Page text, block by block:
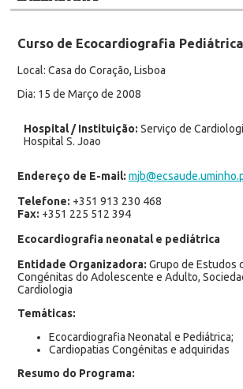
Curso de Ecocardiografia
Local: Casa do Coração, Lisboa
Dia: 15 de Março de 2008
Hospital / Instituição: Serviço de
Hospital S. Joao
Endereço de E-mail:
Telefone: +351 913 230 468
Fax: +351 225 512 394
Ecocardiografia neonatal e pediátrica
Entidade Organizadora: Grupo de Estudos
Congénitas do Adolescente e Adulto,
Cardiologia
Temáticas:
Ecocardiografia Neonatal e Pediátrica;
Cardiopatias Congénitas e adquiridas
Resumo do Programa: